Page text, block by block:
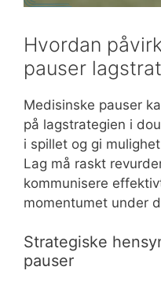
Hvordan
pauser
Medisinske pauser
på lagstrategien i
i spillet og gi
Lag må raskt
kommunisere
momentumet under
Strategiske
pauser